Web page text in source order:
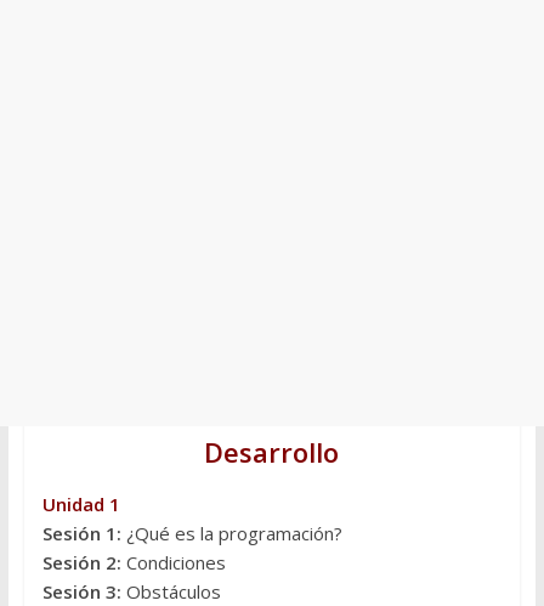
Desarrollo
Unidad 1
Sesión 1: ¿Qué es la programación?
Sesión 2: Condiciones
Sesión 3: Obstáculos